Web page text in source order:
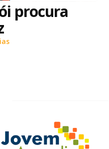
procura